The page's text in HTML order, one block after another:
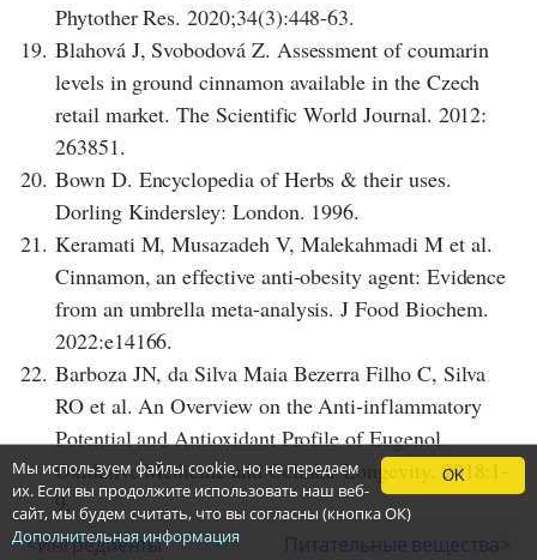
Phytother Res. 2020;34(3):448-63.
19. Blahová J, Svobodová Z. Assessment of coumarin
levels in ground cinnamon available in the Czech
retail market. The Scientific World Journal. 2012:
263851.
20. Bown D. Encyclopedia of Herbs & their uses.
Dorling Kindersley: London. 1996.
21. Keramati M, Musazadeh V, Malekahmadi M et al.
Cinnamon, an effective anti-obesity agent: Evidence
from an umbrella meta-analysis. J Food Biochem.
2022:e14166.
22. Barboza JN, da Silva Maia Bezerra Filho C, Silva
RO et al. An Overview on the Anti-inflammatory
Potential and Antioxidant Profile of Eugenol.
Oxidative Medicine and Cellular Longevity. 2018:1-
9.
<Ингредиенты
OK
Мы используем файлы cookie, но не передаем
их. Если вы продолжите использовать наш веб-
сайт, мы будем считать, что вы согласны (кнопка ОК)
Дополнительная информация